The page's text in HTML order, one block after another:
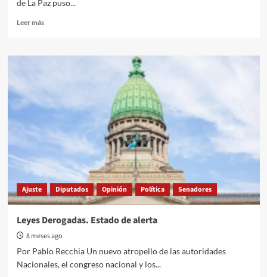
de
de La Paz puso...
Leer másRead
La
del
libertario
Benegas
Lynch
en
Paz
Ajuste Diputados Opinión Política Senadores
Leyes Derogadas. Estado de alerta
8 meses ago
Por Pablo Recchia Un nuevo atropello de las autoridades
Nacionales, el congreso nacional y los...